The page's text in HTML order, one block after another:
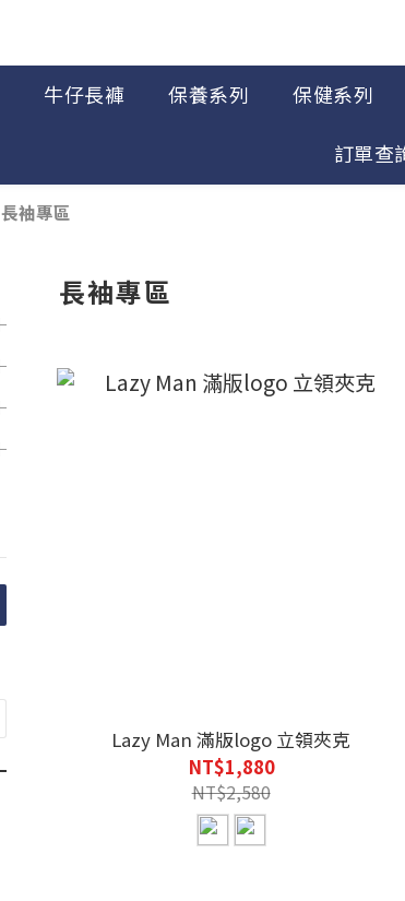
牛仔長褲 保養系列 保健系列
訂單查
長袖專區
長袖專區
Lazy Man 滿版logo 立領夾克
NT$1,880
NT$2,580